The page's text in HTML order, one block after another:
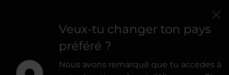
Veux-tu changer ton pays
préféré ?
Nous avons remarqué que tu accèdes à